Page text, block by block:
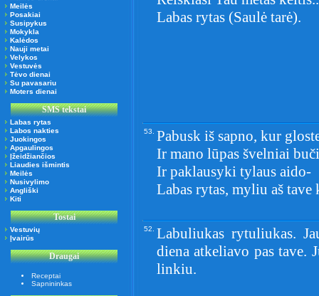
Meilės
Posakiai
Susipykus
Mokykla
Kalėdos
Nauji metai
Velykos
Vestuvės
Tėvo dienai
Su pavasariu
Moters dienai
SMS tekstai
Labas rytas
Labos nakties
Juokingos
Apgaulingos
Įžeidžiančios
Liaudies išmintis
Meilės
Nusivylimo
Angliški
Kiti
Tostai
Vestuvių
Įvairūs
Draugai
Receptai
Sapnininkas
Labas rytas (Saulė tarė).
53. Pabusk iš sapno, kur
Ir mano lūpas švelniai
Ir paklausyki tylaus aido-
Labas rytas, myliu aš tave
52. Labuliukas rytuliukas.
diena atkeliavo pas tave.
linkiu.